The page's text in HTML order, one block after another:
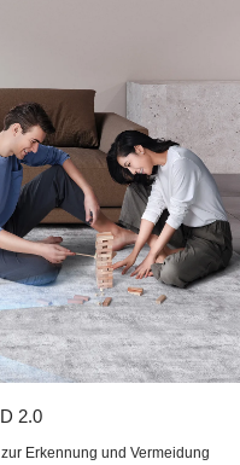
2.0
zur Erkennung und Vermeidung